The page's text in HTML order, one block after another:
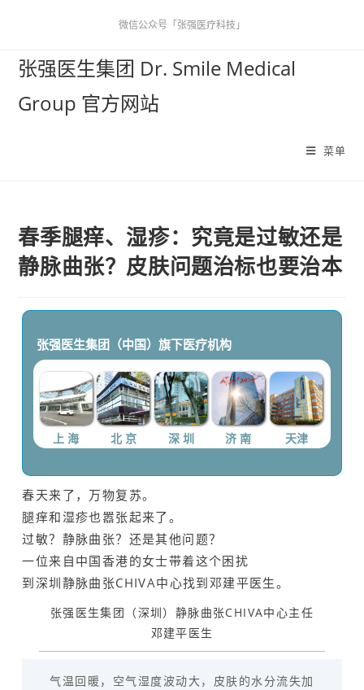
微信公众号「张强医疗科技」
张强医生集团 Dr. Smile Medical
Group 官方网站
菜单
春季腿痒、湿疹：究竟是过敏还是
静脉曲张？皮肤问题治标也要治本
张强医生集团（中国）旗下医疗机构
上 海 北 京 深 圳 济 南 天津
春天来了，万物复苏。
腿痒和湿疹也嚣张起来了。
过敏？静脉曲张？还是其他问题？
一位来自中国香港的女士带着这个困扰
到深圳静脉曲张CHIVA中心找到邓建平医生。
张强医生集团（深圳）静脉曲张CHIVA中心主任
邓建平医生
气温回暖，空气湿度波动大，皮肤的水分流失加